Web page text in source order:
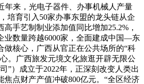
年来，光电子器件、办事机械人产量
培育引入50家办事东盟的龙头链从企
手艺制制业添加值同比增加25.2%，
业数量跨越6000家，全面建成中国—东
做核心，广西从官正在公共场所的“科
。广西旅发元境文化旅逛开辟无限公
”）成立于2022年，正深刻改变人类出
焦点财产产值冲破800亿元。“全区经济